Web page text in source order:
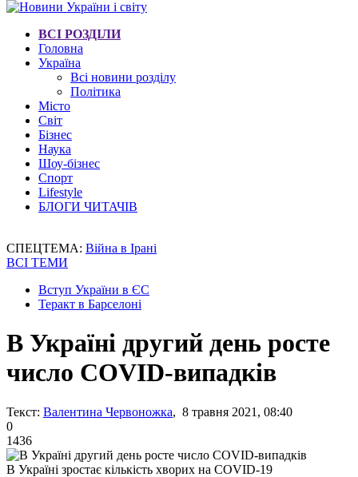
ВСІ РОЗДІЛИ
Головна
Україна
Всі новини розділу
Політика
Місто
Світ
Бізнес
Наука
Шоу-бізнес
Спорт
Lifestyle
БЛОГИ ЧИТАЧІВ
СПЕЦТЕМА: Війна в Ірані
ВСІ ТЕМИ
Вступ України в ЄС
Теракт в Барселоні
В Україні другий день росте
число COVID-випадків
Текст: Валентина Червоножка, 8 травня 2021, 08:40
0
1436
В Україні зростає кількість хворих на COVID-19